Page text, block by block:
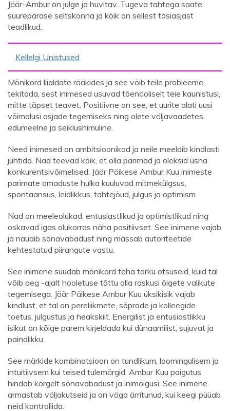
Jäär-Ambur on julge ja huvitav. Tugeva tahtega saate
suurepärase seltskonna ja kõik on sellest tõsiasjast
teadlikud.
Kellelgi Unistused
Mõnikord liialdate rääkides ja see võib teile probleeme
tekitada, sest inimesed usuvad tõenäoliselt teie kaunistusi,
mitte täpset teavet. Positiivne on see, et uurite alati uusi
võimalusi asjade tegemiseks ning olete väljavaadetes
edumeelne ja seiklushimuline.
Need inimesed on ambitsioonikad ja neile meeldib kindlasti
juhtida. Nad teevad kõik, et olla parimad ja oleksid üsna
konkurentsivõimelised. Jäär Päikese Ambur Kuu inimeste
parimate omaduste hulka kuuluvad mitmekülgsus,
spontaansus, leidlikkus, tahtejõud, julgus ja optimism.
Nad on meeleolukad, entusiastlikud ja optimistlikud ning
oskavad igas olukorras näha positiivset. See inimene vajab
ja naudib sõnavabadust ning mässab autoriteetide
kehtestatud piirangute vastu.
See inimene suudab mõnikord teha tarku otsuseid, kuid tal
võib aeg -ajalt hooletuse tõttu olla raskusi õigete valikute
tegemisega. Jäär Päikese Ambur Kuu üksikisik vajab
kindlust, et tal on pereliikmete, sõprade ja kolleegide
toetus, julgustus ja heakskiit. Energilist ja entusiastlikku
isikut on kõige parem kirjeldada kui dünaamilist, sujuvat ja
paindlikku.
See märkide kombinatsioon on tundlikum, loomingulisem ja
intuitiivsem kui teised tulemärgid. Ambur Kuu paigutus
hindab kõrgelt sõnavabadust ja inimõigusi. See inimene
armastab väljakutseid ja on väga ärritunud, kui keegi püüab
neid kontrollida.